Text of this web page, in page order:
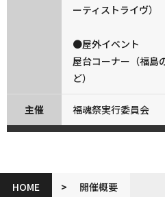
ーティストライヴ）
●屋外イベント
屋台コーナー（福島
ど）
主催 福魂祭実行委員会
HOME 開催概要